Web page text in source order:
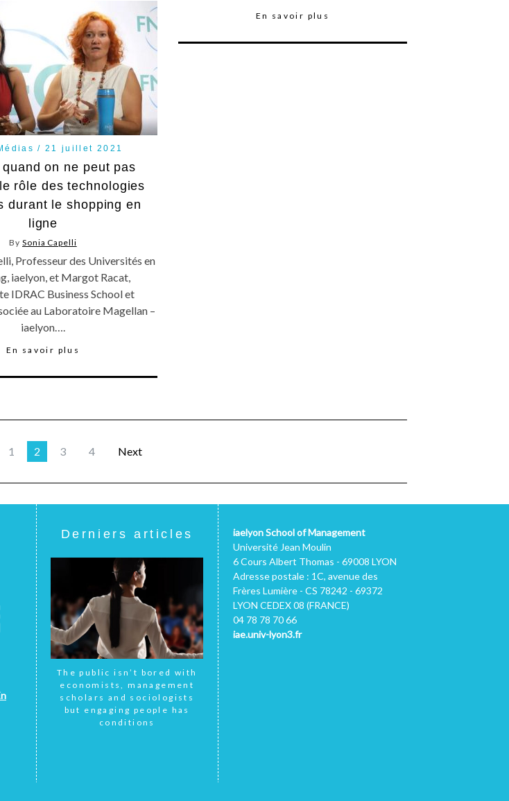
En savoir plus
21 juillet 2021
quand on ne peut pas
rôle des technologies
durant le shopping en
ligne
By Sonia Capelli
Professeur des Universités en
iaelyon, et Margot Racat,
IDRAC Business School et
au Laboratoire Magellan –
iaelyon….
En savoir plus
1 2 3 4 Next
Derniers articles
The public isn’t bored with
economists, management
scholars and sociologists
but engaging people has
conditions
iaelyon School of Management
Université Jean Moulin
6 Cours Albert Thomas - 69008 LYON
Adresse postale : 1C, avenue des
Frères Lumière - CS 78242 - 69372
LYON CEDEX 08 (FRANCE)
04 78 78 70 66
iae.univ-lyon3.fr